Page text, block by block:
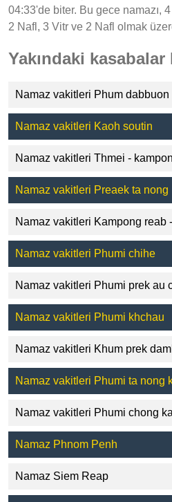
04:33'de biter. Bu gece namazı,
2 Nafl, 3 Vitr ve 2 Nafl olmak
Yakındaki
Namaz vakitleri Phum dabbuon
Namaz vakitleri Kaoh soutin
Namaz vakitleri Thmei -
Namaz vakitleri Preaek ta nong
Namaz vakitleri Kampong reab
Namaz vakitleri Phumi chihe
Namaz vakitleri Phumi prek au
Namaz vakitleri Phumi khchau
Namaz vakitleri Khum prek
Namaz vakitleri Phumi ta nong
Namaz vakitleri Phumi chong
Namaz Phnom Penh
Namaz Siem Reap